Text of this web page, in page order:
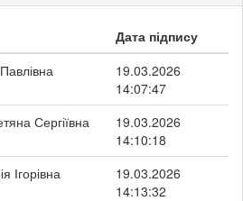
Дата підпису
19.03.2026
14:07:47
Сергіївна
19.03.2026
14:10:18
Ігорівна
19.03.2026
14:13:32